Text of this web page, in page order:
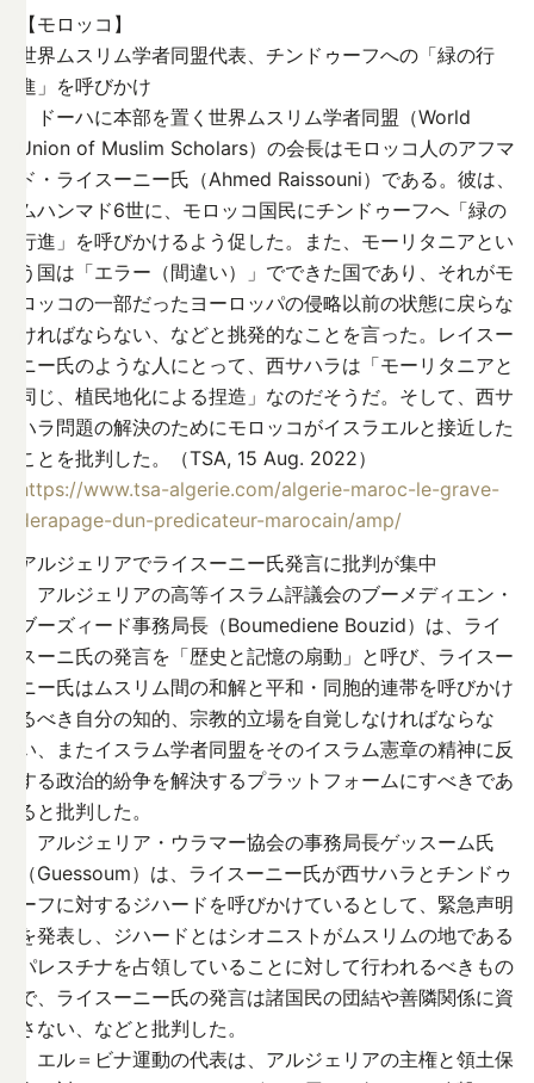
【モロッコ】
世界ムスリム学者同盟代表、チンドゥーフへの「緑の行
進」を呼びかけ
ドーハに本部を置く世界ムスリム学者同盟（World
Union of Muslim Scholars）の会長はモロッコ人のアフマ
ド・ライスーニー氏（Ahmed Raissouni）である。彼は、
ムハンマド6世に、モロッコ国民にチンドゥーフへ「緑の
行進」を呼びかけるよう促した。また、モーリタニアとい
う国は「エラー（間違い）」でできた国であり、それがモ
ロッコの一部だったヨーロッパの侵略以前の状態に戻らな
ければならない、などと挑発的なことを言った。レイスー
ニー氏のような人にとって、西サハラは「モーリタニアと
同じ、植民地化による捏造」なのだそうだ。そして、西サ
ハラ問題の解決のためにモロッコがイスラエルと接近した
ことを批判した。（TSA, 15 Aug. 2022）
https://www.tsa-algerie.com/algerie-maroc-le-grave-
derapage-dun-predicateur-marocain/amp/
アルジェリアでライスーニー氏発言に批判が集中
アルジェリアの高等イスラム評議会のブーメディエン・
ブーズィード事務局長（Boumediene Bouzid）は、ライ
スーニ氏の発言を「歴史と記憶の扇動」と呼び、ライスー
ニー氏はムスリム間の和解と平和・同胞的連帯を呼びかけ
るべき自分の知的、宗教的立場を自覚しなければならな
い、またイスラム学者同盟をそのイスラム憲章の精神に反
する政治的紛争を解決するプラットフォームにすべきであ
ると批判した。
アルジェリア・ウラマー協会の事務局長ゲッスーム氏
（Guessoum）は、ライスーニー氏が西サハラとチンドゥ
ーフに対するジハードを呼びかけているとして、緊急声明
を発表し、ジハードとはシオニストがムスリムの地である
パレスチナを占領していることに対して行われるべきもの
で、ライスーニー氏の発言は諸国民の団結や善隣関係に資
さない、などと批判した。
エル＝ビナ運動の代表は、アルジェリアの主権と領土保